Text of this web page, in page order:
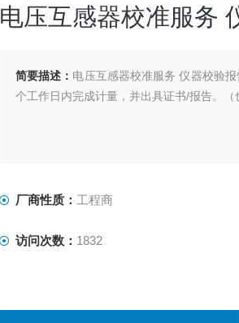
电压互感器校准服务
简要描述： 电压互感器校准服务 仪器校验
个工作日内完成计量，并出具证书/报告。（
厂商性质： 工程商
访问次数： 1832